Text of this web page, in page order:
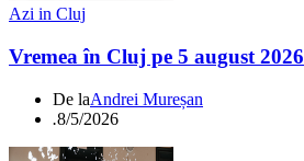
Azi in Cluj
Vremea în Cluj pe 5 august 2026
De laAndrei Mureșan
.8/5/2026